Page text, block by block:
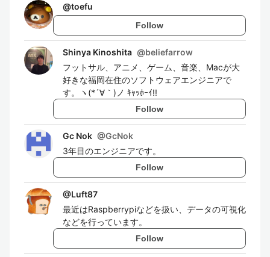
@toefu
Follow
Shinya Kinoshita @beliefarrow
フットサル、アニメ、ゲーム、音楽、Macが大
好きな福岡在住のソフトウェアエンジニアで
す。ヽ(*´∀｀)ノ ｷｬｯﾎｰｲ!!
Follow
Gc Nok @GcNok
3年目のエンジニアです。
Follow
@Luft87
最近はRaspberrypiなどを扱い、データの可視化
などを行っています。
Follow